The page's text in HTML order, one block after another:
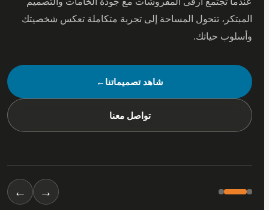
تتحول المساحة إلى تجربة متكاملة تعكس شخصيتك
حياتك.
شاهد تصميماتنا ←
تواصل معنا
←